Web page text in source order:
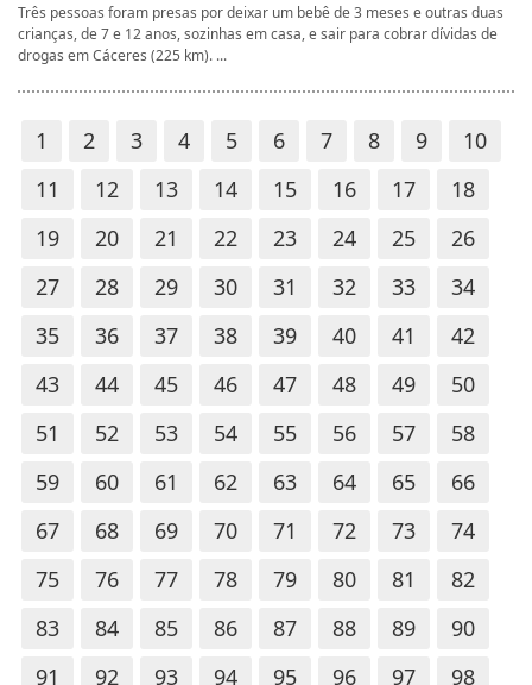
Três pessoas foram presas por deixar um bebê de 3 meses e outras duas
crianças, de 7 e 12 anos, sozinhas em casa, e sair para cobrar dívidas de
drogas em Cáceres (225 km). ...
1 2 3 4 5 6 7 8 9
10
11
12 13 14 15 16 17
18
19
20 21 22 23 24 25
26
27
28 29 30 31 32 33
34
35
36 37 38 39 40 41
42
43
44 45 46 47 48 49
50
51
52 53 54 55 56 57
58
59
60 61 62 63 64 65
66
67
68 69 70 71 72 73
74
75
76 77 78 79 80 81
82
83
84 85 86 87 88 89
90
91
92 93 94 95 96 97
98